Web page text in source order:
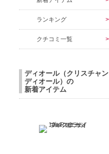
ランキング
クチコミ一覧
ディオール（クリスチャン
ディオール）の
新着アイテム